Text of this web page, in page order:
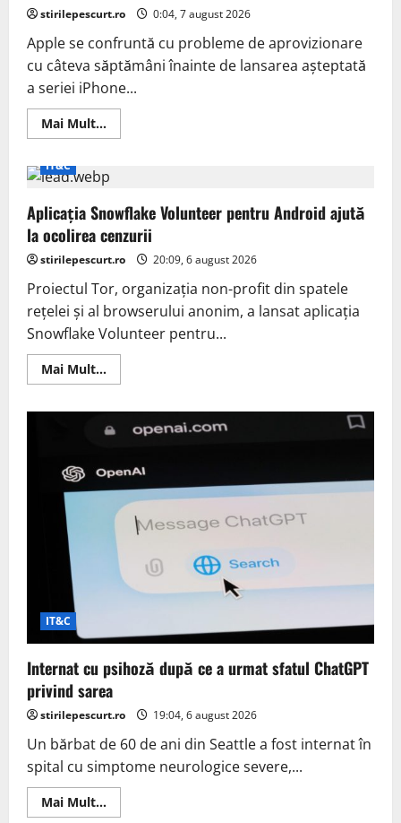
compromite
stirilepescurt.ro 0:04, 7 august 2026
Apple se confruntă cu probleme de aprovizionare
cu câteva săptămâni înainte de lansarea așteptată
a seriei iPhone...
Mai Mult...
more
DRAM
pune
pe
Apple
înaintea
lansării
iPhone
IT&C
Aplicația Snowflake Volunteer pentru Android ajută
la ocolirea cenzurii
stirilepescurt.ro 20:09, 6 august 2026
Proiectul Tor, organizația non-profit din spatele
rețelei și al browserului anonim, a lansat aplicația
Snowflake Volunteer pentru...
Mai Mult...
more
Volunteer
ajută
la
ocolirea
cenzurii
IT&C
Internat cu psihoză după ce a urmat sfatul ChatGPT
privind sarea
stirilepescurt.ro 19:04, 6 august 2026
Un bărbat de 60 de ani din Seattle a fost internat în
spital cu simptome neurologice severe,...
Mai Mult...
more